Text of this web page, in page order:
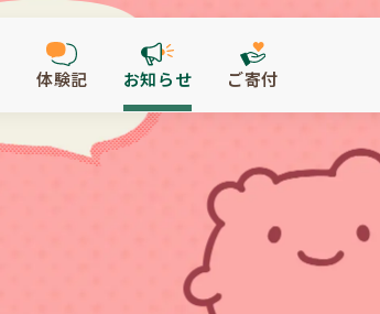
体験記 お知らせ ご寄付